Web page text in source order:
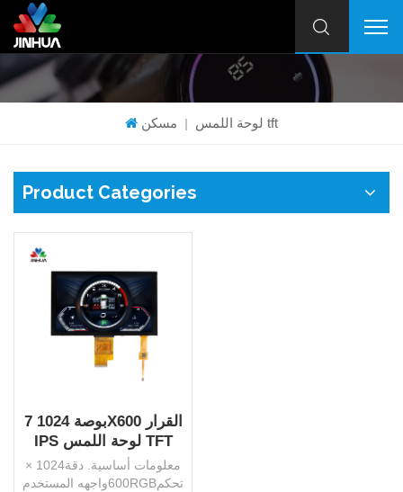
مسكن | لوحة اللمس tft
Product Categories
7 بوصة 1024X600 القرار
IPS لوحة اللمس TFT
وحدة الشاشة OEM
معلومات أساسية. دقة1024 ×
600واجهه المستخدمRGBتحكم